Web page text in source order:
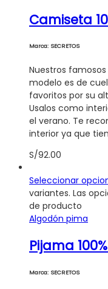
Camiseta
Marca: SECRETOS
Nuestros famosos
modelo es de
favoritos por su
Usalos como
el verano. Te
interior ya que
S/92.00
Seleccionar
variantes. Las
de producto
Algodón pima
Pijama
Marca: SECRETOS